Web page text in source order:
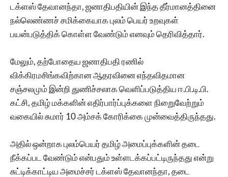
டக்ளஸ் தேவானந்தா, ஜனாதிபதியின் இந்த தீர்மானத்தினை
நல்லெண்ணச் சமிக்கையாக புலம் பெயர் உறவுகள்
பயன்படுத்திக் கொள்ள வேண்டும் எனவும் தெரிவித்தார்.
மேலும், தற்போதைய ஜனாதிபதி ரணில்
விக்கிரமசிங்கவிற்கான ஆதரவினை எந்தவிதமான
சஞ்சலமும் இன்றி துணிச்சலாக வெளிப்படுத்திய ஈ.பி.டி.பி.
கட்சி, தமிழ் மக்களின் எதிர்பார்ப்புக்களை நிறைுவேற்றும்
வகையில் சுமார் 10 அம்சக் கோரிக்கை முன்வைத்திருந்தது.
அதில் ஒன்றாக புலம்பெயர் தமிழ் அமைப்புக்களின் தடை
நீக்கப்பட வேண்டும் என்பதும் உள்ளடக்கப்பட்டிருந்தது என்று
சுட்டிக்காட்டிய அமைச்சர் டக்ளஸ் தேவானந்தா, தடை